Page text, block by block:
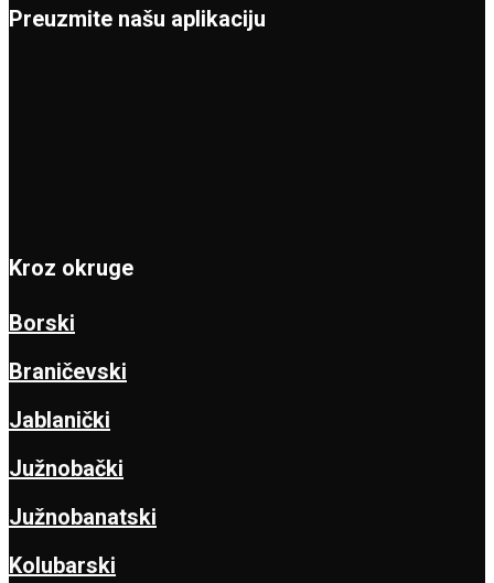
Preuzmite našu aplikaciju
Kroz okruge
Borski
Braničevski
Jablanički
Južnobački
Južnobanatski
Kolubarski